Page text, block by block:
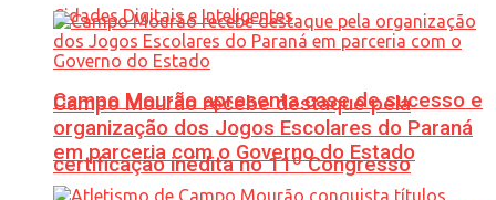
Campo Mourão apresenta case de sucesso e
certificação inédita no 11º Congresso
Campo Mourão recebe destaque pela
organização dos Jogos Escolares do Paraná
em parceria com o Governo do Estado